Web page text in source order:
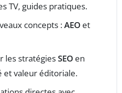
TV, guides pratiques.
concepts :AEO et
les stratégiesSEO en
et valeur éditoriale.